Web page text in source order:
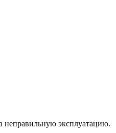
неправильную эксплуатацию.